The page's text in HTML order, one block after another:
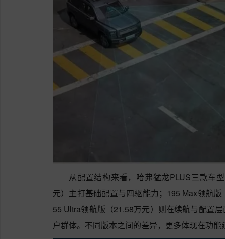
从配置结构来看，哈弗猛龙PLUS三款车
元）主打基础配置与四驱能力；195 Max领航
55 Ultra领航版（21.58万元）则在续航与配置
户群体。不同版本之间的差异，更多体现在功